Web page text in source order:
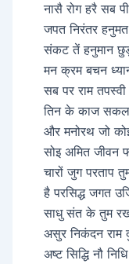
नासै रोग हरै सब
जपत निरंतर हनुमत
संकट तें हनुमान
मन क्रम बचन
सब पर राम तपस्वी
तिन के काज सकल
और मनोरथ जो
सोइ अमित जीवन
चारों जुग परताप
है परसिद्ध जगत
साधु संत के तुम
असुर निकंदन राम
अष्ट सिद्धि नौ